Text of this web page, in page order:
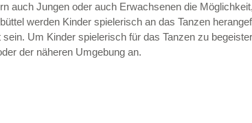
—
auch Jungen oder auch Erwachsenen die
werden Kinder spielerisch an das Tanzen
Um Kinder spielerisch für das Tanzen zu
der näheren Umgebung an.